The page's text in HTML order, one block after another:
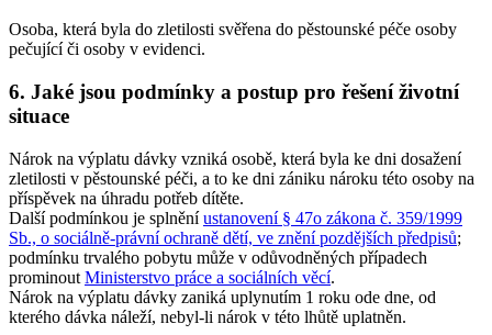
Osoba, která byla do zletilosti svěřena do pěstounské péče osoby
pečující či osoby v evidenci.
6. Jaké jsou podmínky a postup pro řešení životní
situace
Nárok na výplatu dávky vzniká osobě, která byla ke dni dosažení
zletilosti v pěstounské péči, a to ke dni zániku nároku této osoby na
příspěvek na úhradu potřeb dítěte.
Další podmínkou je splněníustanovení § 47o zákona č. 359/1999
Sb., o sociálně-právní ochraně dětí, ve znění pozdějších předpisů;
podmínku trvalého pobytu může v odůvodněných případech
prominout Ministerstvo práce a sociálních věcí.
Nárok na výplatu dávky zaniká uplynutím 1 roku ode dne, od
kterého dávka náleží, nebyl-li nárok v této lhůtě uplatněn.